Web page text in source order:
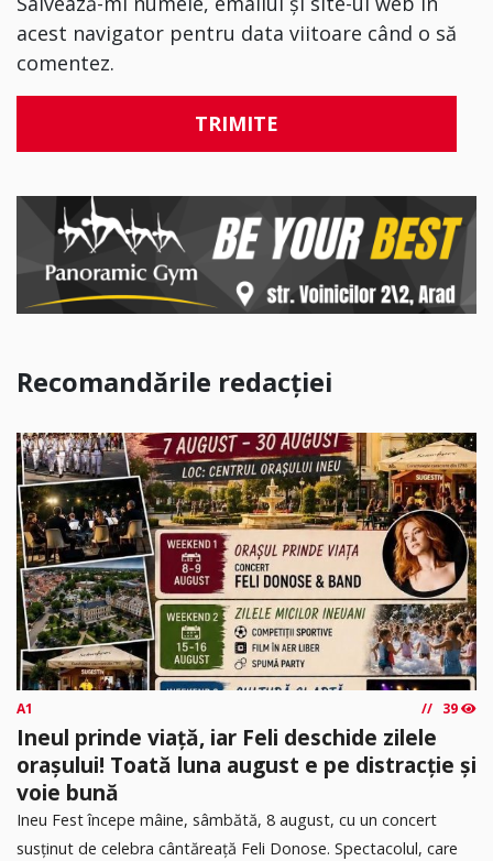
acest navigator pentru data viitoare când o să
comentez.
Recomandările redacției
A1 39
Ineul prinde viață, iar Feli deschide zilele
orașului! Toată luna august e pe distracție și
voie bună
Ineu Fest începe mâine, sâmbătă, 8 august, cu un concert
susținut de celebra cântăreață Feli Donose. Spectacolul, care